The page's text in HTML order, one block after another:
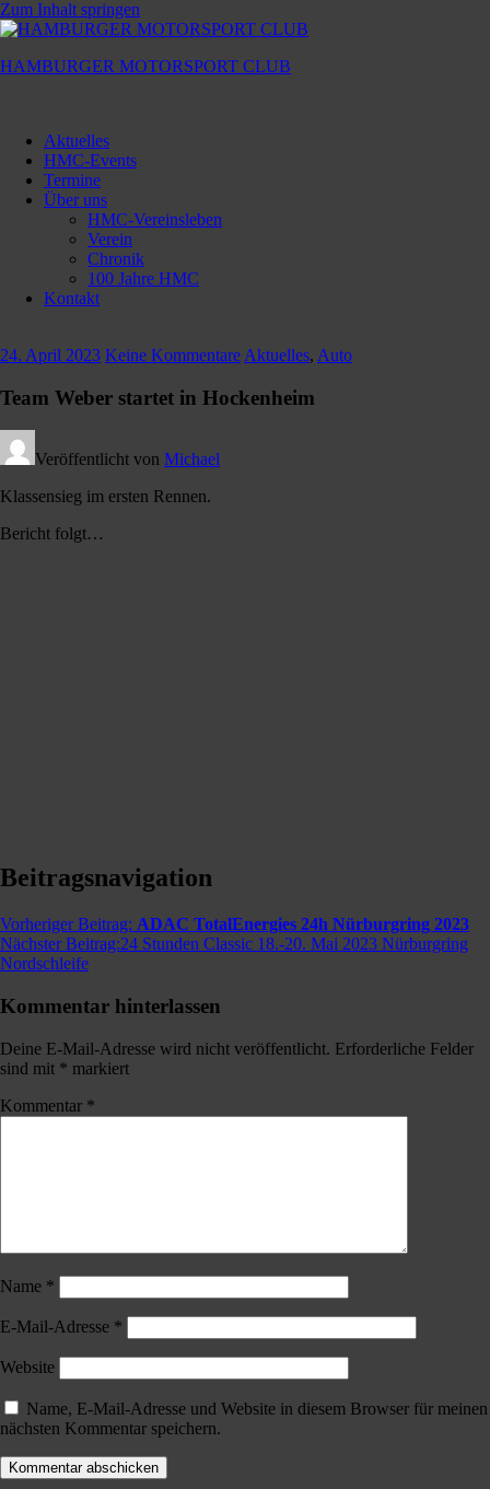
Zum Inhalt springen
HAMBURGER MOTORSPORT CLUB
Motorsport
Club
Aktuelles
HMC-Events
Termine
Über uns
HMC-Vereinsleben
Verein
Chronik
100 Jahre HMC
Kontakt
24. April 2023 Keine Kommentare Aktuelles, Auto
Team Weber startet in Hockenheim
Veröffentlicht von Michael
Klassensieg im ersten Rennen.
Bericht folgt…
Beitragsnavigation
Vorheriger Beitrag: ADAC TotalEnergies 24h Nürburgring 2023
Nächster Beitrag:24 Stunden Classic 18.-20. Mai 2023 Nürburgring
Nordschleife
Kommentar hinterlassen
Deine E-Mail-Adresse wird nicht veröffentlicht. Erforderliche Felder
sind mit * markiert
Kommentar *
Name *
E-Mail-Adresse *
Website
Name, E-Mail-Adresse und Website in diesem Browser für meinen
nächsten Kommentar speichern.